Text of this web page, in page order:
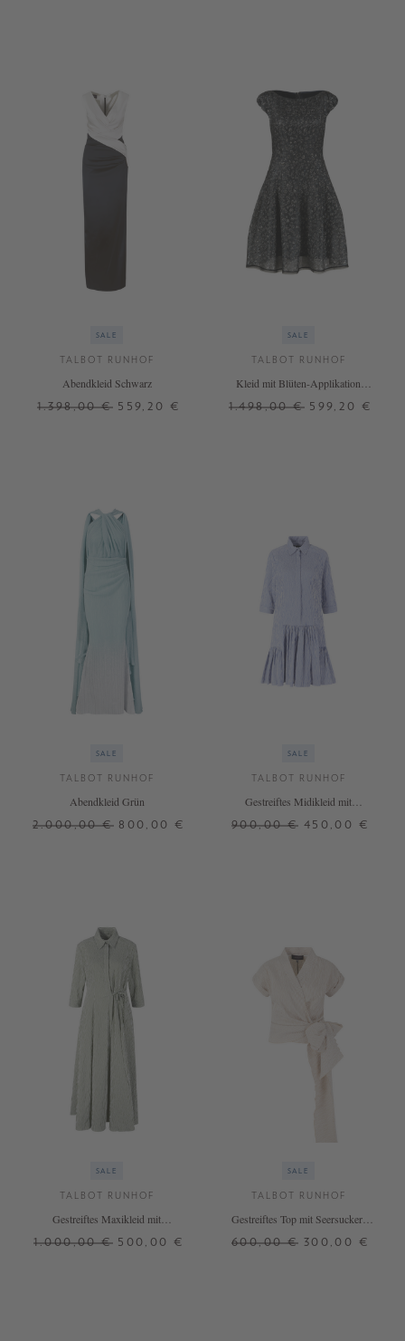
SALE
TALBOT RUNHOF
Abendkleid Schwarz
1.398,00 € 559,20 €
SALE
TALBOT RUNHOF
Kleid mit Blüten-Applikation
1.498,00 € 599,20 €
SALE
TALBOT RUNHOF
Abendkleid Grün
2.000,00 € 800,00 €
SALE
TALBOT RUNHOF
Gestreiftes Midikleid mit
900,00 € 450,00 €
SALE
TALBOT RUNHOF
Gestreiftes Maxikleid mit
1.000,00 € 500,00 €
SALE
TALBOT RUNHOF
Gestreiftes Top mit Seersucker-
600,00 € 300,00 €